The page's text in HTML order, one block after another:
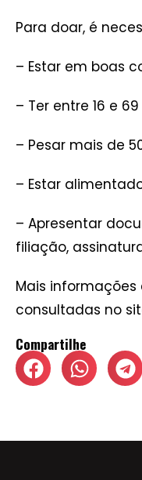
Para doar, é
– Estar em boas
– Ter entre 16 e
– Pesar mais de
– Estar
– Apresentar
filiação,
Mais
consultadas no
Compartilhe